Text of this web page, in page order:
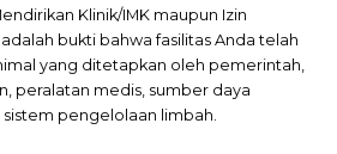
Klinik/IMK maupun Izin
bukti bahwa fasilitas Anda telah
yang ditetapkan oleh pemerintah,
peralatan medis, sumber daya
sistem pengelolaan limbah.